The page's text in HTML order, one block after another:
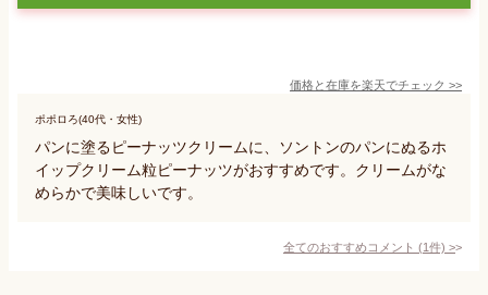
価格と在庫を楽天でチェック >>
ポポロろ(40代・女性)
パンに塗るピーナッツクリームに、ソントンのパンにぬるホ
イップクリーム粒ピーナッツがおすすめです。クリームがな
めらかで美味しいです。
全てのおすすめコメント (1件) >